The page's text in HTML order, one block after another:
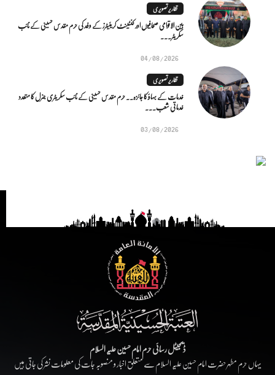
تقاریر تصویری
بین الاقوامی صحافیوں اور کنٹینٹ کریئیٹرز کے وفد کی حرم مقدس حسینی کے نائب
سکریٹر...
04/08/2026
تقاریر تصویری
خدمات کے بہاؤ کا جائزہ.. حرم مقدس حسینی کے نائب سکریٹری جنرل کا متعدد
خدماتی شعب...
03/08/2026
ڈیجیٹل رسائی حرم امام حسین علیہ السلام
یہاں حرم مطہر حضرت امام حسین علیہ السلام سے متعلق اخبار و منصوبہ جات کی معلومات نشر کی جاتی ہیں